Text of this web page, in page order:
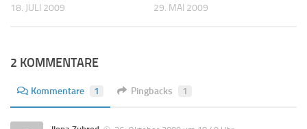
18. JULI 2009 29. MAI 2009
2 KOMMENTARE
Kommentare 1 Pingbacks 1